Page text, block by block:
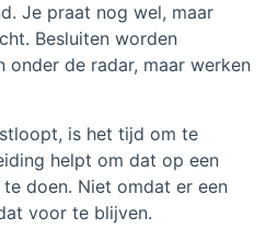
Je praat nog wel, maar
Besluiten worden
de radar, maar werken
is het tijd om te
helpt om dat op een
doen. Niet omdat er een
voor te blijven.